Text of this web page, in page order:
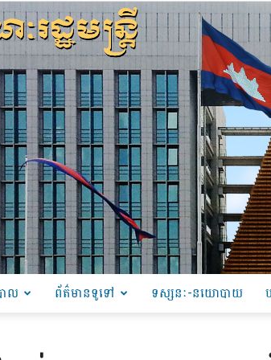
ាល ព័ត៌មានទូទៅ ទស្សនៈ-នយោបាយ